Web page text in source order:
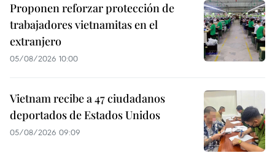
Proponen reforzar protección de
trabajadores vietnamitas en el
extranjero
05/08/2026 10:00
Vietnam recibe a 47 ciudadanos
deportados de Estados Unidos
05/08/2026 09:09